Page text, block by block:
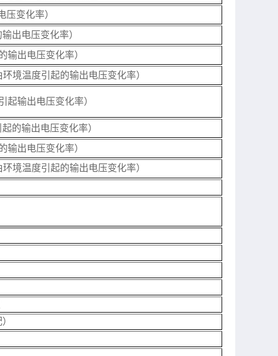
压变化率）
出电压变化率）
输出电压变化率）
境温度引起的输出电压变化率）
起输出电压变化率）
的输出电压变化率）
输出电压变化率）
境温度引起的输出电压变化率）